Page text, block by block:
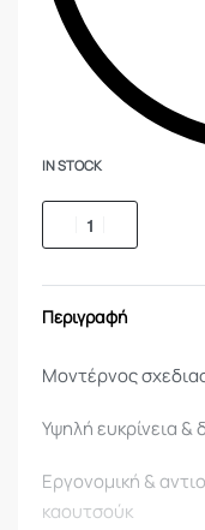
IN STOCK
Περιγραφή
Μοντέρνος
Υψηλή ευκρίνεια &
Εργονομική &
καουτσούκ